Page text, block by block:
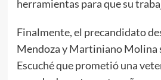
herramientas para que su
Finalmente, el precandidato
Mendoza y Martiniano Molina
Escuché que prometió una